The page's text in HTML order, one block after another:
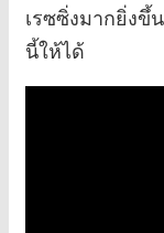
เรซซิ่งมากยิ่งขึ้
นี้ให้ได้